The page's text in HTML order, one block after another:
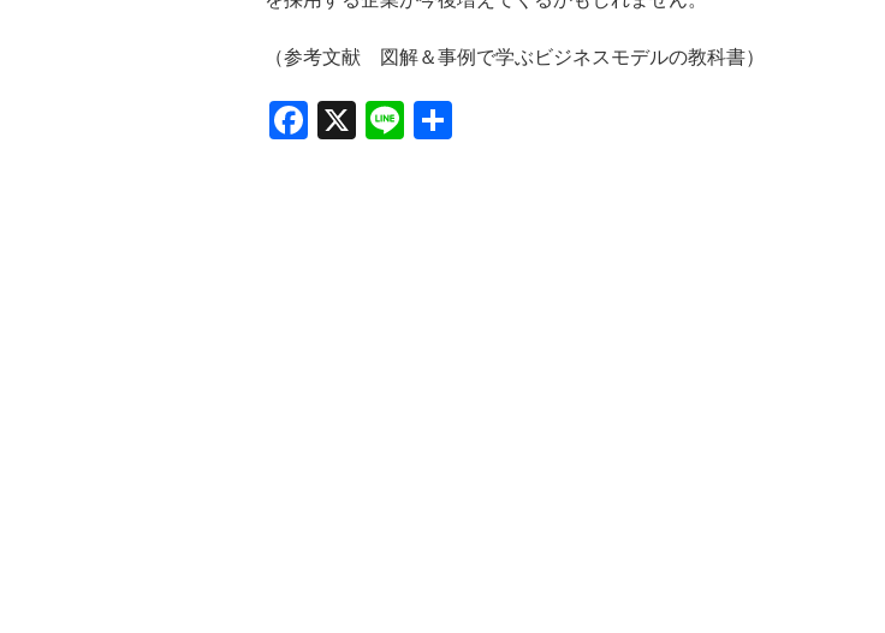
（参考文献 図解＆事例で学ぶビジネスモデルの教科書）
F
X
Li